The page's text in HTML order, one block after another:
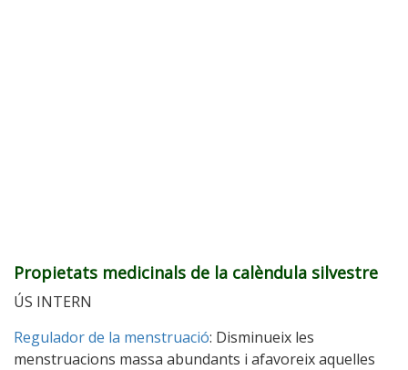
Propietats medicinals de la calèndula silvestre
ÚS INTERN
Regulador de la menstruació: Disminueix les
menstruacions massa abundants i afavoreix aquelles